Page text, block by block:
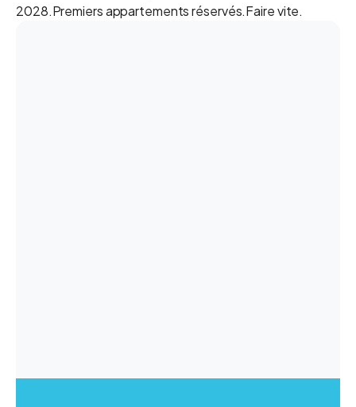
2028.Premiers appartements réservés.Faire vite.